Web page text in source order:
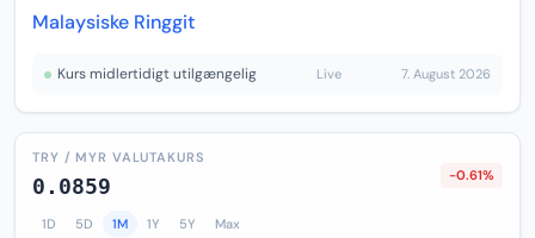
Malaysiske Ringgit
Kurs midlertidigt utilgængelig Live 7. August 2026
TRY / MYR VALUTAKURS
0.0859 -0.61%
1D 5D 1M 1Y 5Y Max